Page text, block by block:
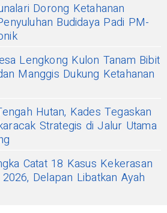
Dorong Ketahanan
Budidaya Padi PM-
Lengkong Kulon Tanam Bibit
Manggis Dukung Ketahanan
Hutan, Kades Tegaskan
Strategis di Jalur Utama
Catat 18 Kasus Kekerasan
Delapan Libatkan Ayah